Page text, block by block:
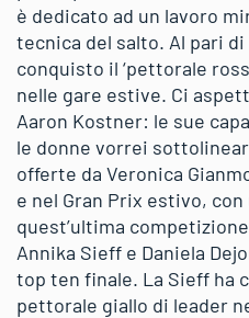
è dedicato ad un lavoro
tecnica del salto. Al pari di
conquisto il ‘pettorale
nelle gare estive. Ci
Aaron Kostner: le sue
le donne vorrei
offerte da Veronica
e nel Gran Prix estivo,
quest’ultima
Annika Sieff e Daniela
top ten finale. La Sieff ha
pettorale giallo di leader